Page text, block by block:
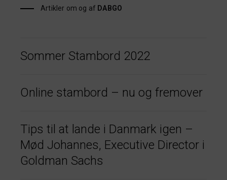
Artikler om og af DABGO
Sommer Stambord 2022
Online stambord – nu og fremover
Tips til at lande i Danmark igen –
Mød Johannes, Executive Director i
Goldman Sachs